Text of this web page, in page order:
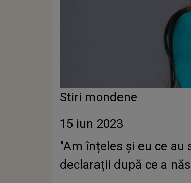
Stiri mondene
15 iun 2023
"Am înțeles și eu ce
declarații după ce a